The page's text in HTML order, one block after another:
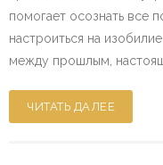
помогает осознать все
настроиться на
между прошлым,
ЧИТАТЬ ДАЛЕЕ